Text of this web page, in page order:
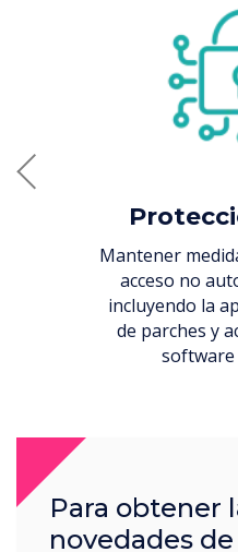
Previous
de red
medidas para prevenir el
no autorizado a su red,
la aplicación periódica
y actualizaciones de
software y sistemas.
Para obtener
novedades